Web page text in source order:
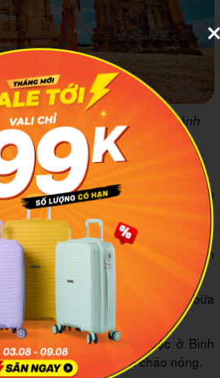
quan nhẹ nhàng và chụp ảnh
minh họa: VinWonders
sản Quy Nhơn
quan trong ngày, tôi thấy nên dành
món đặc sản Quy Nhơn. Những món
trình tháng 7 gồm:
Bánh giòn, nhân tôm tươi, thường ăn
chấm.
Món nóng dễ ăn, hợp cho bữa
khi đi biển.
Món ăn sáng quen thuộc ở Bình
lòng heo, rau sống và cháo nóng.